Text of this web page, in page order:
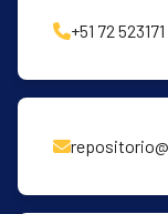
+51 72 523171